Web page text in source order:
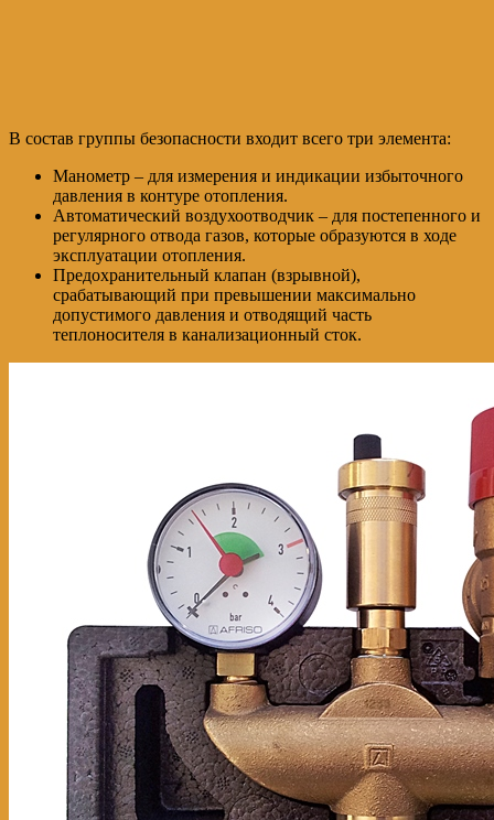
В состав группы безопасности входит всего три элемента:
Манометр – для измерения и индикации избыточного
давления в контуре отопления.
Автоматический воздухоотводчик – для постепенного и
регулярного отвода газов, которые образуются в ходе
эксплуатации отопления.
Предохранительный клапан (взрывной),
срабатывающий при превышении максимально
допустимого давления и отводящий часть
теплоносителя в канализационный сток.